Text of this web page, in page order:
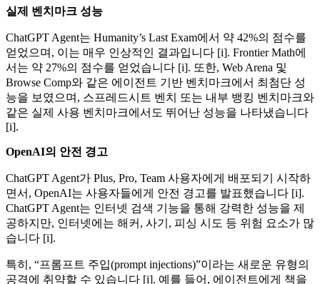
실제 벤치마크 성능
ChatGPT Agent는 Humanity’s Last Exam에서 약 42%의 점수를
얻었으며, 이는 매우 인상적인 결과입니다 [i]. Frontier Math에
서는 약 27%의 점수를 얻었습니다 [i]. 또한, Web Arena 및
Browse Comp와 같은 에이전트 기반 벤치마크에서 최첨단 성
능을 보였으며, 스프레드시트 벤치 또는 내부 뱅킹 벤치마크와
같은 실제 사용 벤치마크에서도 뛰어난 성능을 나타냈습니다
[i].
OpenAI의 안전 경고
ChatGPT Agent가 Plus, Pro, Team 사용자에게 배포되기 시작하
면서, OpenAI는 사용자들에게 안전 경고를 발표했습니다 [i].
ChatGPT Agent는 인터넷 검색 기능을 통해 강력한 성능을 제
공하지만, 인터넷에는 해커, 사기, 피싱 시도 등 위험 요소가 많
습니다 [i].
특히, “프롬프트 주입(prompt injections)”이라는 새로운 유형의
공격에 취약할 수 있습니다 [i]. 예를 들어, 에이전트에게 책을